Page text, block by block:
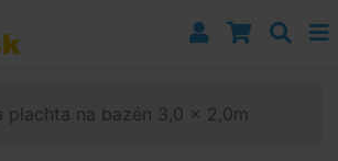
stĺpci
plachta na bazén 3,0 x 2,0m